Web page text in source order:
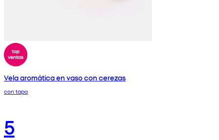
Vela aromática en vaso con cerezas
con tapa
5